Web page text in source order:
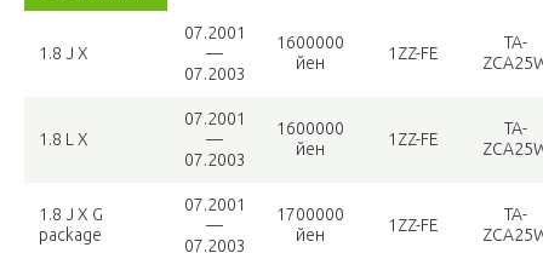
1.8 J X
07.2001
—
07.2003
1600000
йен
1ZZ-FE
TA-
1.8 L X
07.2001
—
07.2003
1600000
йен
1ZZ-FE
TA-
1.8 J X G
package
07.2001
—
07.2003
1700000
йен
1ZZ-FE
TA-